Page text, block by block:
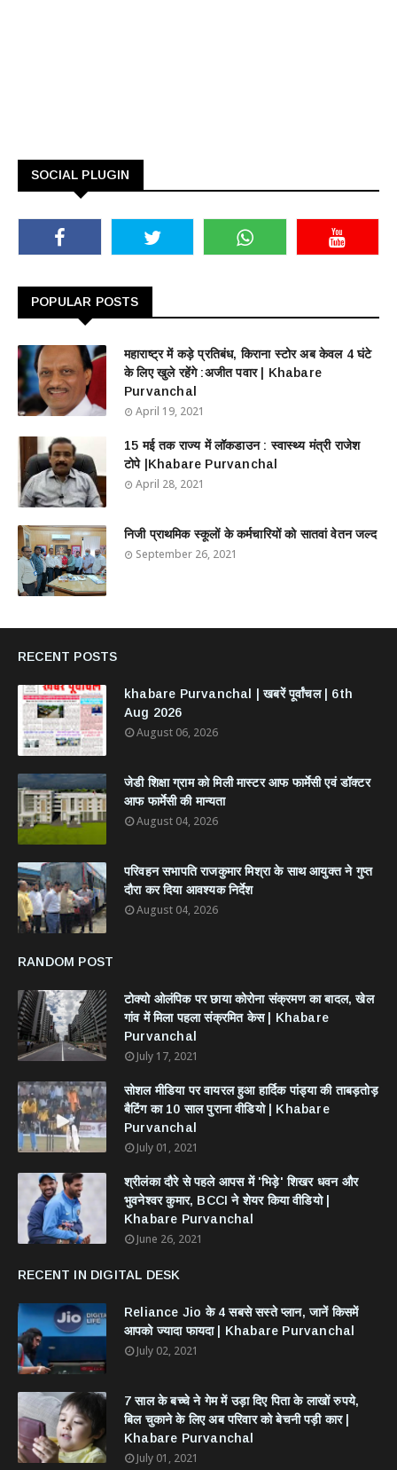
SOCIAL PLUGIN
POPULAR POSTS
महाराष्ट्र में कड़े प्रतिबंध, किराना स्टोर अब केवल 4 घंटे
के लिए खुले रहेंगे :अजीत पवार | Khabare
Purvanchal
April 19, 2021
15 मई तक राज्य में लॉकडाउन : स्वास्थ्य मंत्री राजेश
टोपे |Khabare Purvanchal
April 28, 2021
निजी प्राथमिक स्कूलों के कर्मचारियों को सातवां वेतन जल्द
September 26, 2021
RECENT POSTS
khabare Purvanchal | खबरें पूर्वांचल | 6th
Aug 2026
August 06, 2026
जेडी शिक्षा ग्राम को मिली मास्टर आफ फार्मेसी एवं डॉक्टर
आफ फार्मेसी की मान्यता
August 04, 2026
परिवहन सभापति राजकुमार मिश्रा के साथ आयुक्त ने गुप्त
दौरा कर दिया आवश्यक निर्देश
August 04, 2026
RANDOM POST
टोक्यो ओलंपिक पर छाया कोरोना संक्रमण का बादल, खेल
गांव में मिला पहला संक्रमित केस | Khabare
Purvanchal
July 17, 2021
सोशल मीडिया पर वायरल हुआ हार्दिक पांड्या की ताबड़तोड़
बैटिंग का 10 साल पुराना वीडियो | Khabare
Purvanchal
July 01, 2021
श्रीलंका दौरे से पहले आपस में 'भिड़े' शिखर धवन और
भुवनेश्वर कुमार, BCCI ने शेयर किया वीडियो |
Khabare Purvanchal
June 26, 2021
RECENT IN DIGITAL DESK
Reliance Jio के 4 सबसे सस्ते प्लान, जानें किसमें
आपको ज्यादा फायदा | Khabare Purvanchal
July 02, 2021
7 साल के बच्चे ने गेम में उड़ा दिए पिता के लाखों रुपये,
बिल चुकाने के लिए अब परिवार को बेचनी पड़ी कार |
Khabare Purvanchal
July 01, 2021